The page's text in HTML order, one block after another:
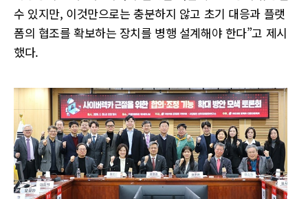
수 있지만, 이것만으로는 충분하지 않고 초기 대응과 플랫
폼의 협조를 확보하는 장치를 병행 설계해야 한다”고 제시
했다.